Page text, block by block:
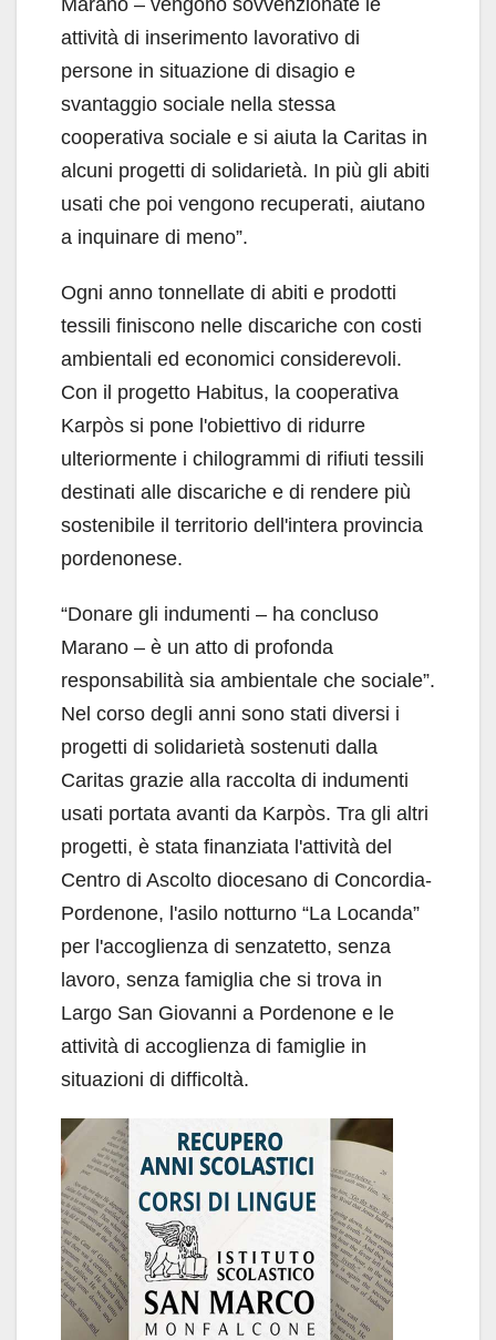
Marano – vengono sovvenzionate le
attività di inserimento lavorativo di
persone in situazione di disagio e
svantaggio sociale nella stessa
cooperativa sociale e si aiuta la Caritas in
alcuni progetti di solidarietà. In più gli abiti
usati che poi vengono recuperati, aiutano
a inquinare di meno”.
Ogni anno tonnellate di abiti e prodotti
tessili finiscono nelle discariche con costi
ambientali ed economici considerevoli.
Con il progetto Habitus, la cooperativa
Karpòs si pone l'obiettivo di ridurre
ulteriormente i chilogrammi di rifiuti tessili
destinati alle discariche e di rendere più
sostenibile il territorio dell'intera provincia
pordenonese.
“Donare gli indumenti – ha concluso
Marano – è un atto di profonda
responsabilità sia ambientale che sociale”.
Nel corso degli anni sono stati diversi i
progetti di solidarietà sostenuti dalla
Caritas grazie alla raccolta di indumenti
usati portata avanti da Karpòs. Tra gli altri
progetti, è stata finanziata l'attività del
Centro di Ascolto diocesano di Concordia-
Pordenone, l'asilo notturno “La Locanda”
per l'accoglienza di senzatetto, senza
lavoro, senza famiglia che si trova in
Largo San Giovanni a Pordenone e le
attività di accoglienza di famiglie in
situazioni di difficoltà.